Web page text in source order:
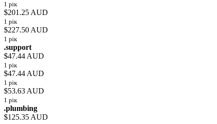
1 рік
$201.25 AUD
1 рік
$227.50 AUD
1 рік
.support
$47.44 AUD
1 рік
$47.44 AUD
1 рік
$53.63 AUD
1 рік
.plumbing
$125.35 AUD